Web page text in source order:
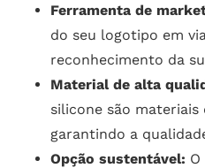
Ferramenta de
do seu logotipo em
reconhecimento da
Material de alta
silicone são materiais
garantindo a
Opção sustentável: